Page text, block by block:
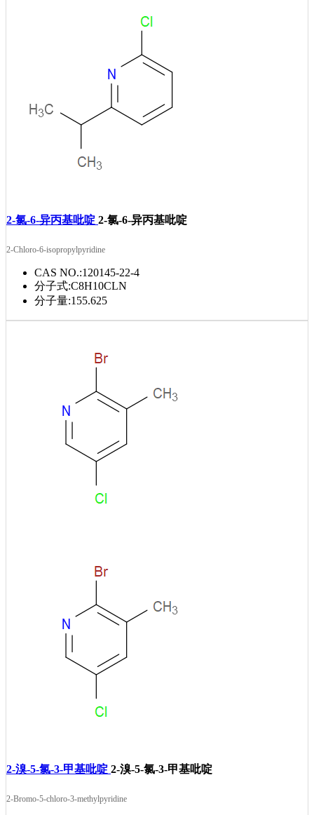
2-氯-6-异丙基吡啶 2-氯-6-异丙基吡啶
2-Chloro-6-isopropylpyridine
CAS NO.:120145-22-4
分子式:C8H10CLN
分子量:155.625
2-溴-5-氯-3-甲基吡啶 2-溴-5-氯-3-甲基吡啶
2-Bromo-5-chloro-3-methylpyridine